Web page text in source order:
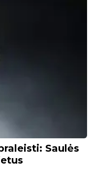
Saulės